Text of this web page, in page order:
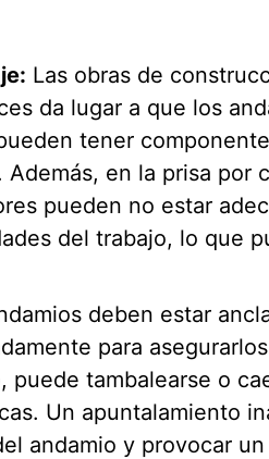
Las obras de
da lugar a que los
tener
en la prisa por
pueden no estar
del trabajo, lo que
deben estar
para
puede tambalearse o
Un apuntalamiento
andamio y provocar